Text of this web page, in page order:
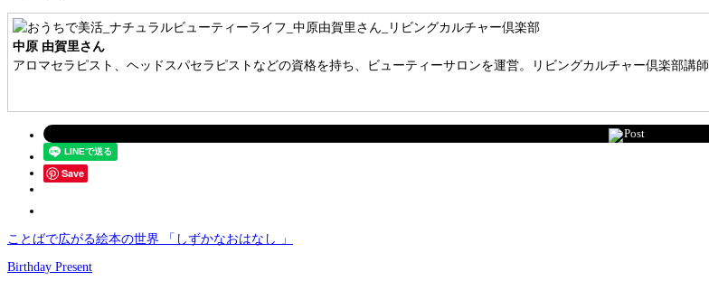
中原 由賀里さん
アロマセラピスト、ヘッドスパセラピストなどの資格を持ち、ビューティーサロンを運営。リビングカルチャー倶楽部講師
Post
Save
ことばで広がる絵本の世界 「しずかなおはなし 」
Birthday Present